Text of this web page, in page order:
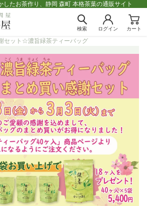
したお茶作り、静岡 森町 本格茶葉の通販サイト
検索 ログイン カート
セット☆濃旨緑茶ティーバッグ